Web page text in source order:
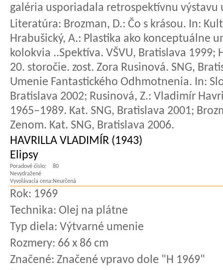
galéria usporiadala retrospektívnu výstavu
Literatúra: Brozman, D.: Čo s krásou. In:
Hrabušický, A.: Plastika ako konceptuálne
kolokvia ..Spektíva. VŠVU, Bratislava
20. storočie. zost. Zora Rusinová. SNG,
Umenie Fantastického Odhmotnenia. In:
Bratislava 2002; Rusinová, Z.: Vladimír
1965–1989. Kat. SNG, Bratislava 2001;
Zenom. Kat. SNG, Bratislava 2006.
HAVRILLA VLADIMÍR (1943)
Elipsy
Poradové číslo:
80
Nevydražené
Vyvolávacia cena:Neurčená
Rok: 1969
Technika: Olej na plátne
Typ diela: Výtvarné umenie
Rozmery: 66 x 86 cm
Značené: Značené vpravo dole "H 1969"